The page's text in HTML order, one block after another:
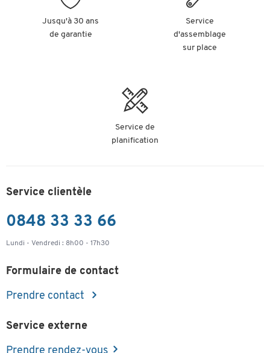
Jusqu'à 30 ans
de garantie
Service
d'assemblage
sur place
Service de
planification
Service clientèle
0848 33 33 66
Lundi - Vendredi : 8h00 - 17h30
Formulaire de contact
Prendre contact
Service externe
Prendre rendez-vous